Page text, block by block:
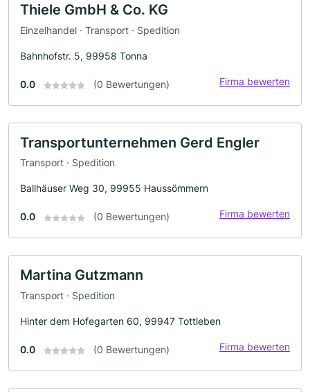
Thiele GmbH & Co. KG
Einzelhandel · Transport · Spedition
Bahnhofstr. 5, 99958 Tonna
0.0 (0 Bewertungen) Firma bewerten
Transportunternehmen Gerd Engler
Transport · Spedition
Ballhäuser Weg 30, 99955 Haussömmern
0.0 (0 Bewertungen) Firma bewerten
Martina Gutzmann
Transport · Spedition
Hinter dem Hofegarten 60, 99947 Tottleben
0.0 (0 Bewertungen) Firma bewerten